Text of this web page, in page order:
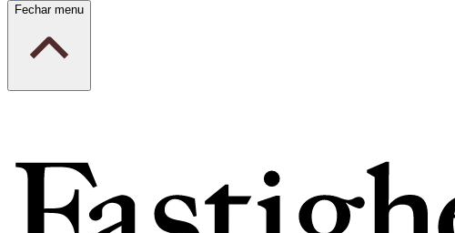
Fechar menu